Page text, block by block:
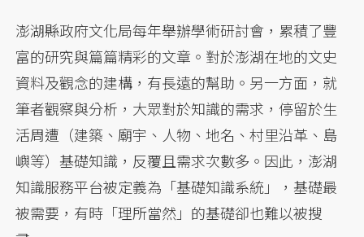
澎湖縣政府文化局每年舉辦學術研討會，累積了豐
富的研究與篇篇精彩的文章。對於澎湖在地的文史
資料及觀念的建構，有長遠的幫助。另一方面，就
筆者觀察與分析，大眾對於知識的需求，停留於生
活周遭（建築、廟宇、人物、地名、村里沿革、島
嶼等）基礎知識，反覆且需求次數多。因此，澎湖
知識服務平台被定義為「基礎知識系統」，基礎最
被需要，有時「理所當然」的基礎卻也難以被搜